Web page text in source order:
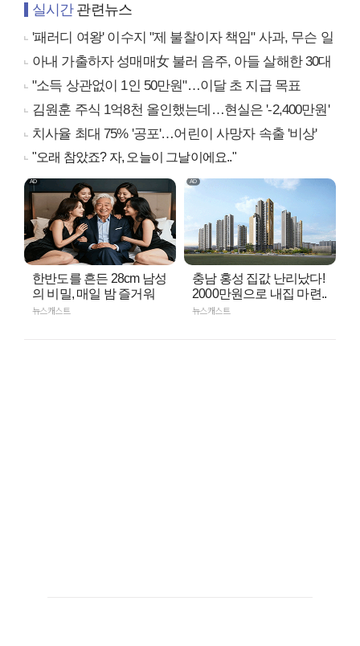
실시간관련뉴스
'패러디 여왕' 이수지 "제 불찰이자 책임" 사과, 무슨 일
아내 가출하자 성매매女 불러 음주, 아들 살해한 30대
"소득 상관없이 1인 50만원"…이달 초 지급 목표
김원훈 주식 1억8천 올인했는데…현실은 '-2,400만원'
치사율 최대 75% '공포'…어린이 사망자 속출 '비상'
"오래 참았죠? 자, 오늘이 그날이에요.."
한반도를 흔든 28cm 남성
의 비밀, 매일 밤 즐거워
뉴스캐스트
충남 홍성 집값 난리났다!
2000만원으로 내집 마련..
뉴스캐스트